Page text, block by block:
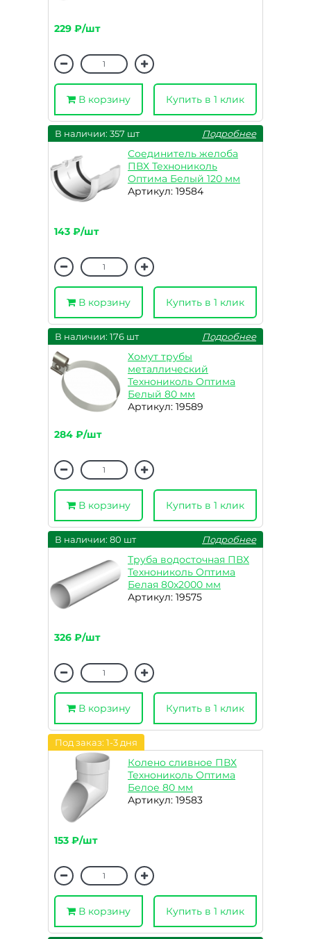
229 ₽/шт
В корзину Купить в 1 клик
В наличии: 357 шт Подробнее
Соединитель желоба
ПВХ Технониколь
Оптима Белый 120 мм
Артикул: 19584
143 ₽/шт
В корзину Купить в 1 клик
В наличии: 176 шт Подробнее
Хомут трубы
металлический
Технониколь Оптима
Белый 80 мм
Артикул: 19589
284 ₽/шт
В корзину Купить в 1 клик
В наличии: 80 шт Подробнее
Труба водосточная ПВХ
Технониколь Оптима
Белая 80х2000 мм
Артикул: 19575
326 ₽/шт
В корзину Купить в 1 клик
Под заказ: 1-3 дня
Колено сливное ПВХ
Технониколь Оптима
Белое 80 мм
Артикул: 19583
153 ₽/шт
В корзину Купить в 1 клик